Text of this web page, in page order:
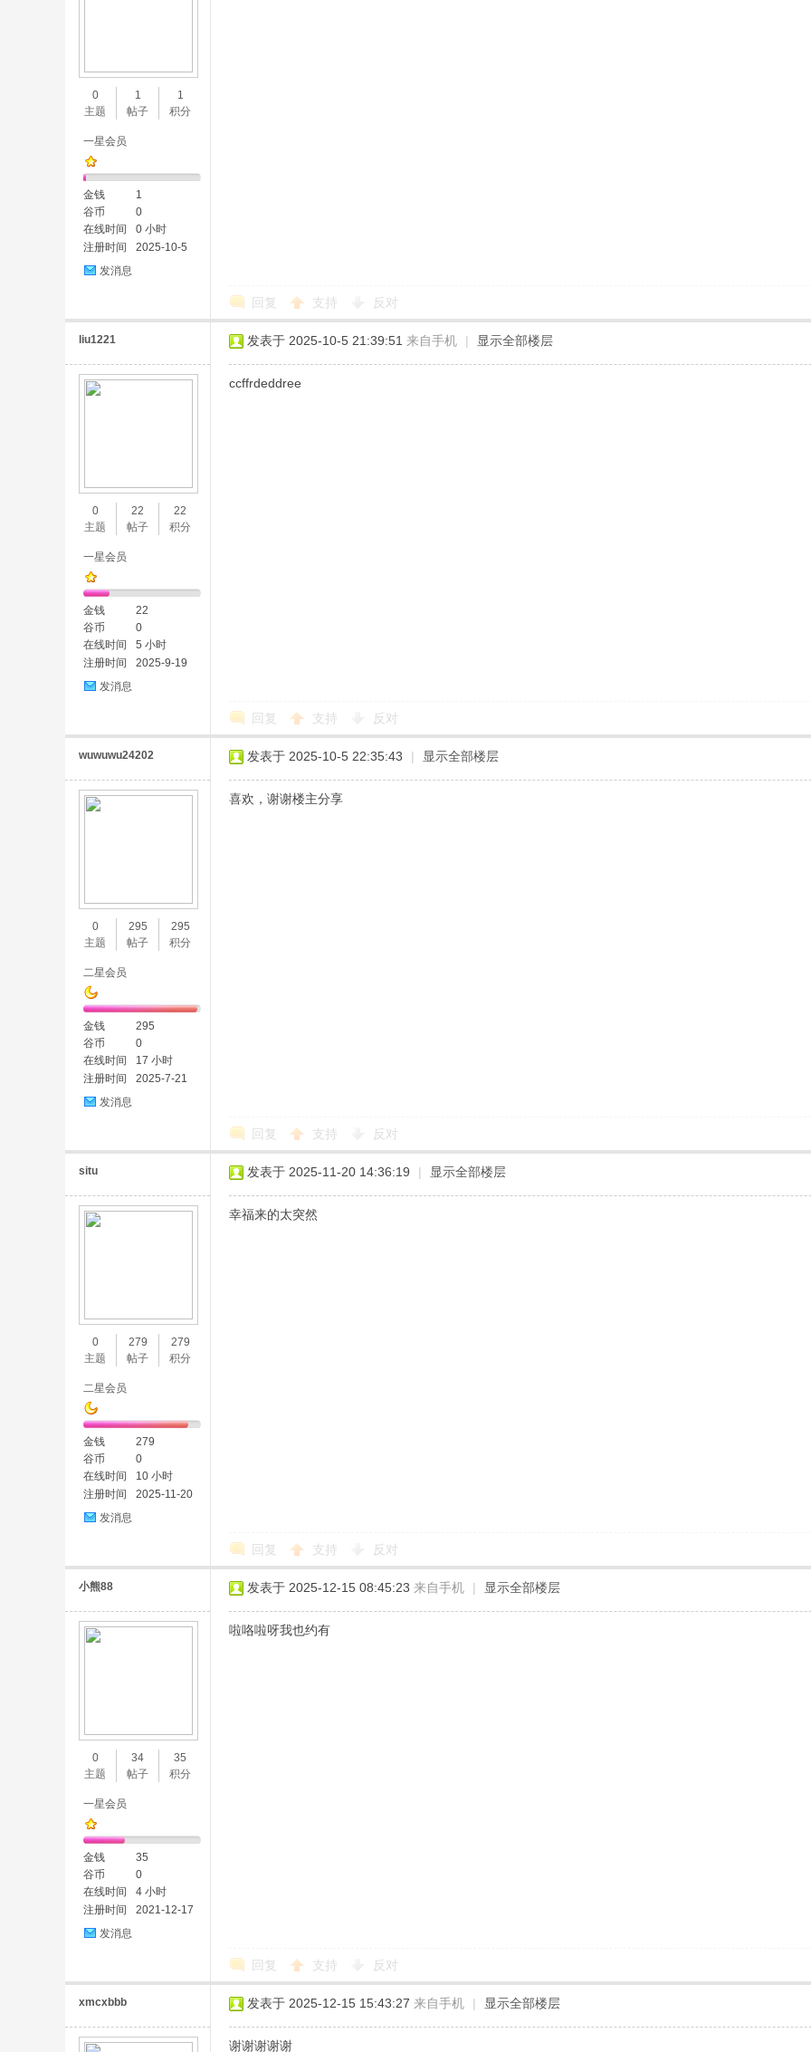
0
主题
1
帖子
1
积分
一星会员
金钱
1
谷币
0
在线时间
0 小时
注册时间
2025-10-5
发消息
回复 支持 反对
liu1221
0
主题
22
帖子
22
积分
一星会员
金钱
22
谷币
0
在线时间
5 小时
注册时间
2025-9-19
发消息
发表于 2025-10-5 21:39:51 来自手机 | 显示全部楼层
ccffrdeddree
回复 支持 反对
wuwuwu24202
0
主题
295
帖子
295
积分
二星会员
金钱
295
谷币
0
在线时间
17 小时
注册时间
2025-7-21
发消息
发表于 2025-10-5 22:35:43 | 显示全部楼层
喜欢，谢谢楼主分享
回复 支持 反对
situ
0
主题
279
帖子
279
积分
二星会员
金钱
279
谷币
0
在线时间
10 小时
注册时间
2025-11-20
发消息
发表于 2025-11-20 14:36:19 | 显示全部楼层
幸福来的太突然
回复 支持 反对
小熊88
0
主题
34
帖子
35
积分
一星会员
金钱
35
谷币
0
在线时间
4 小时
注册时间
2021-12-17
发消息
发表于 2025-12-15 08:45:23 来自手机 | 显示全部楼层
啦咯啦呀我也约有
回复 支持 反对
xmcxbbb 发表于 2025-12-15 15:43:27 来自手机 | 显示全部楼层
谢谢谢谢谢